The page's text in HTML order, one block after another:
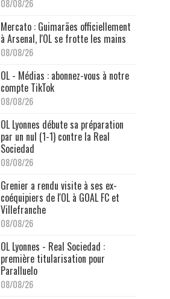
08/08/26
Mercato : Guimarães officiellement
à Arsenal, l'OL se frotte les mains
08/08/26
OL - Médias : abonnez-vous à notre
compte TikTok
08/08/26
OL Lyonnes débute sa préparation
par un nul (1-1) contre la Real
Sociedad
08/08/26
Grenier a rendu visite à ses ex-
coéquipiers de l'OL à GOAL FC et
Villefranche
08/08/26
OL Lyonnes - Real Sociedad :
première titularisation pour
Paralluelo
08/08/26